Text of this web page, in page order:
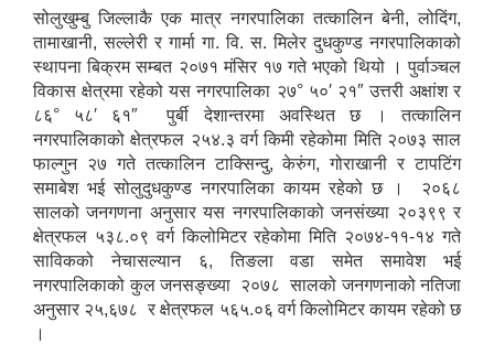
सोलुखुम्बु जिल्लाकै एक मात्र नगरपालिका तत्कालिन बेनी, लोदिंग,
तामाखानी, सल्लेरी र गार्मा गा. वि. स. मिलेर दुधकुण्ड नगरपालिकाको
स्थापना बिक्रम सम्बत २०७१ मंसिर १७ गते भएको थियो । पुर्वाञ्चल
विकास क्षेत्रमा रहेको यस नगरपालिका २७° ५०′ २१″ उत्तरी अक्षांश र
८६° ५८′ ६१″ पुर्बी देशान्तरमा अवस्थित छ । तत्कालिन
नगरपालिकाको क्षेत्रफल २५४.३ वर्ग किमी रहेकोमा मिति २०७३ साल
फाल्गुन २७ गते तत्कालिन टाक्सिन्दु, केरुंग, गोराखानी र टापटिंग
समाबेश भई सोलुदुधकुण्ड नगरपालिका कायम रहेको छ । २०६८
सालको जनगणना अनुसार यस नगरपालिकाको जनसंख्या २०३९९ र
क्षेत्रफल ५३८.०९ वर्ग किलोमिटर रहेकोमा मिति २०७४-११-१४ गते
साविकको नेचासल्यान ६, तिङला वडा समेत समावेश भई
नगरपालिकाको कुल जनसङ्ख्या २०७८ सालको जनगणनाको नतिजा
अनुसार २५,६७८ र क्षेत्रफल ५६५.०६ वर्ग किलोमिटर कायम रहेको छ
।